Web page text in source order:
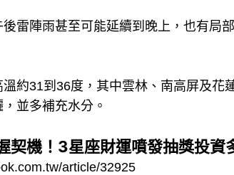
雷陣雨甚至可能延續到晚上，也有局
約31到36度，其中雲林、南高屏及花
並多補充水分。
契機！3星座財運噴發抽獎投資
article/32925